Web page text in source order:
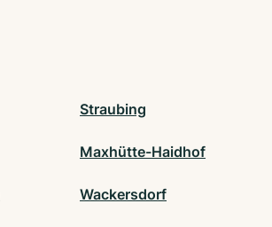
Straubing
Maxhütte-Haidhof
Wackersdorf